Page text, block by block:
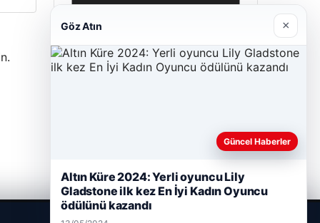
Göz Atın ×
Güncel Haberler
Altın Küre 2024: Yerli oyuncu Lily
Gladstone ilk kez En İyi Kadın Oyuncu
ödülünü kazandı